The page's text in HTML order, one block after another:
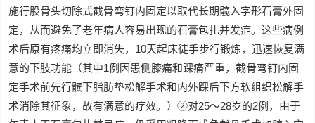
施行股骨头切除式截骨弯钉内固定以取代长期髋入字形石膏外固
定，从而避免了老年病人容易出现的石膏包扎并发症。这些病例
术后原有疼痛均立即消失，10天起床徒手步行锻炼，迅速恢复满
意的下肢功能（其中1例因患侧膝痛和踝痛严重，截骨弯钉内固
定手术前先行髌下脂肪垫松解手术和内外踝后下方软组织松解手
术消除其征象，故有满意的疗效。）②对25～28岁的2例，由于